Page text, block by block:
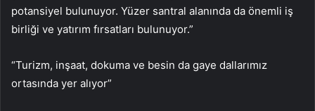
potansiyel bulunuyor. Yüzer santral alanında da önemli iş
birliği ve yatırım fırsatları bulunuyor.”
“Turizm, inşaat, dokuma ve besin da gaye dallarımız
ortasında yer alıyor”